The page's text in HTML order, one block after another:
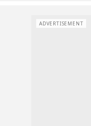
ADVERTISEMENT